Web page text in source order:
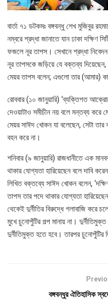
বার্তা ৭১ ডটকমঃ বঙ্গবন্ধু শেখ মুজিবুর
নম্বরে শ্রদ্ধা জানাতে যান ঢাকা দক্ষিণ
ফজলে নূর তাপস। সেখানে শ্রদ্ধা
নূর তাপসকে জড়িয়ে যে বক্তব্য দিয়েছেন,
মেয়র তাপস বলেন; এগুলো তার (আমার)
রোববার (১০ জানুয়ারি) ‘ব্যক্তিগত
দেওয়াটাও সমীচীন নয় বলে মন্তব্য করে
মেয়র সাঈদ খোকন যা বলেছেন, সেটা
বহন করে না।
শনিবার (৯ জানুয়ারি) রাজধানীতে এক
থাকার যোগ্যতা হারিয়েছেন বলে দাবি
লিখিত বক্তব্যে সাঈদ খোকন বলেন,
তাপস তার পদে থাকার যোগ্যতা
থেকেই দুর্নীতির বিরুদ্ধে গলাবাজি করে
মুখে চুনোপুঁটির গল্প মানায় না।
দুর্নীতিমুক্ত হতে হবে। তারপর চুনোপুঁটির
বঙ্গবন্ধুর ঐতিহাসিক